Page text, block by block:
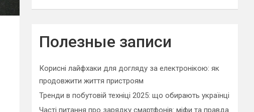
Полезные записи
Корисні лайфхаки для догляду за електронікою: як
продовжити життя пристроям
Тренди в побутовій техніці 2025: що обирають українці
Часті питання про зарядку смартфонів: міфи та правда